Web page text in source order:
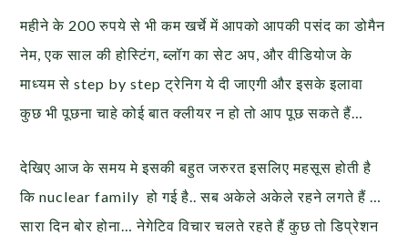
महीने के 200 रुपये से भी कम खर्चे में आपको आपकी पसंद का डोमैन
नेम, एक साल की होस्टिंग, ब्लॉग का सेट अप, और वीडियोज के
माध्यम से step by step ट्रेनिग ये दी जाएगी और इसके इलावा
कुछ भी पूछना चाहे कोई बात क्लीयर न हो तो आप पूछ सकते हैं…
देखिए आज के समय मे इसकी बहुत जरुरत इसलिए महसूस होती है
कि nuclear family हो गई है.. सब अकेले अकेले रहने लगते हैं …
सारा दिन बोर होना… नेगेटिव विचार चलते रहते हैं कुछ तो डिप्रेशन